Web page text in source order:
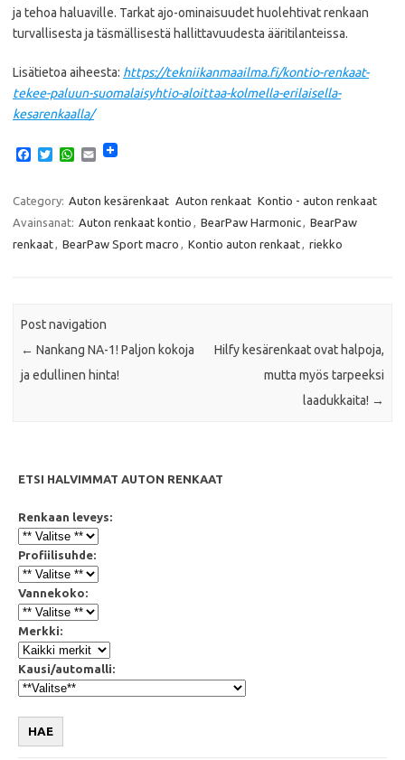
ja tehoa haluaville. Tarkat ajo-ominaisuudet huolehtivat renkaan
turvallisesta ja täsmällisestä hallittavuudesta ääritilanteissa.
Lisätietoa aiheesta: https://tekniikanmaailma.fi/kontio-renkaat-
tekee-paluun-suomalaisyhtio-aloittaa-kolmella-erilaisella-
kesarenkaalla/
e
b
o
o
T
t
t
e
r
W
t
A
p
E
i
Category: Auton kesärenkaat Auton renkaat Kontio - auton renkaat
Avainsanat: Auton renkaat kontio BearPaw Harmonic
BearPaw
renkaat
BearPaw Sport macro Kontio auton renkaat riekko
Post navigation
← Nankang NA-1! Paljon kokoja
ja edullinen hinta!
Hilfy kesärenkaat ovat halpoja,
mutta myös tarpeeksi
laadukkaita! →
ETSI HALVIMMAT AUTON RENKAAT
Renkaan leveys:
Profiilisuhde:
Vannekoko:
Merkki:
Kausi/automalli:
HAE